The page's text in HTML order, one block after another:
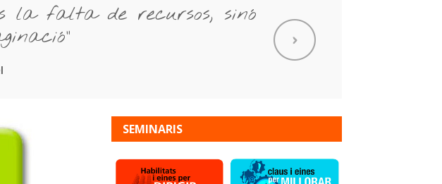
la falta de recursos, sinó
SEMINARIS